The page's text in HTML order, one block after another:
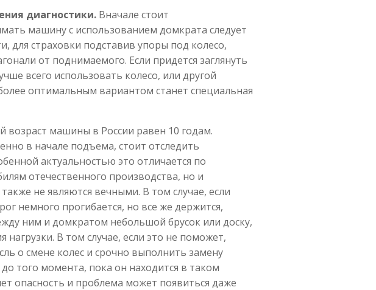
диагностики. Вначале стоит
машину с использованием домкрата следует
для страховки подставив упоры под колесо,
от поднимаемого. Если придется заглянуть
всего использовать колесо, или другой
оптимальным вариантом станет специальная
возраст машины в России равен 10 годам.
в начале подъема, стоит отследить
актуальностью это отличается по
отечественного производства, но и
не являются вечными. В том случае, если
немного прогибается, но все же держится,
ним и домкратом небольшой брусок или доску,
нагрузки. В том случае, если это не поможет,
о смене колес и срочно выполнить замену
того момента, пока он находится в таком
опасность и проблема может появиться даже